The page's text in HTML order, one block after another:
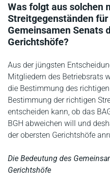
Was folgt aus solchen
Streitgegenständen
Gemeinsamen Senats
Gerichtshöfe?
Aus der jüngsten
Mitgliedern des Betriebsrats
die Bestimmung des
Bestimmung der richtigen
entscheiden kann, ob das
BGH abweichen will und
der obersten Gerichtshöfe
Die Bedeutung des
Gerichtshöfe